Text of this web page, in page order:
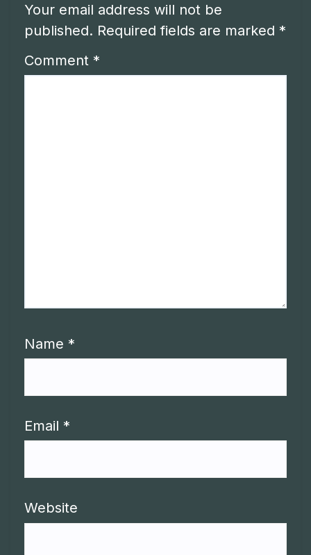
Your email address will not be
published. Required fields are marked *
Comment *
Name *
Email *
Website